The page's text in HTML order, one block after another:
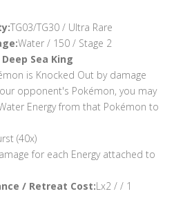
TG03/TG30 / Ultra Rare
Water / 150 / Stage 2
Sea King
is Knocked Out by damage
opponent's Pokémon, you may
Energy from that Pokémon to
(40x)
for each Energy attached to
/ Retreat Cost:Lx2 / / 1